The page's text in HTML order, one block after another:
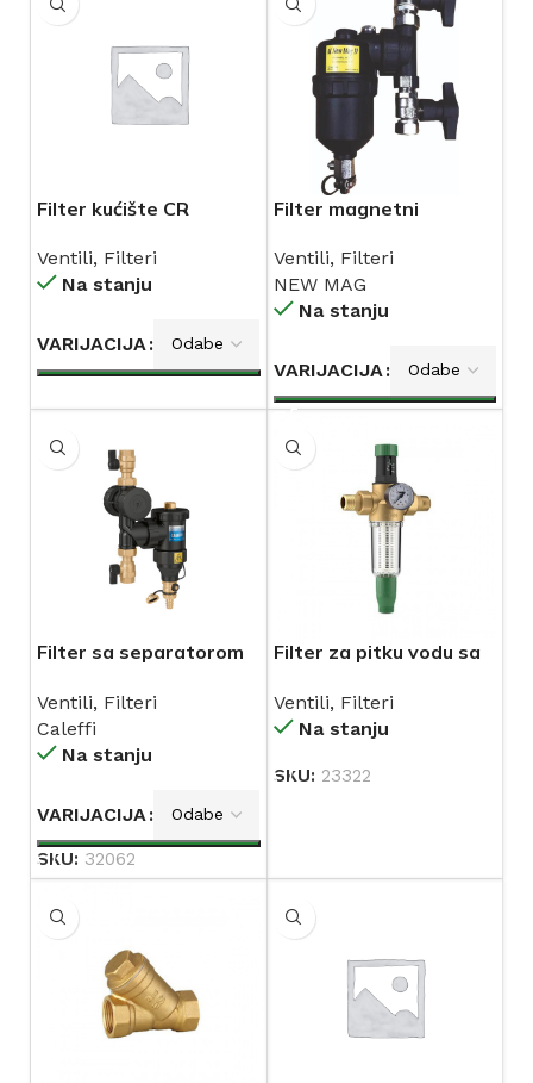
Filter kućište CR
Ventili, Filteri
Na stanju
VARIJACIJA
Filter magnetni
Ventili, Filteri
NEW MAG
Na stanju
VARIJACIJA
Filter sa separatorom
sitom od nehrđajućeg
čelika DIRTMAGPLUS®
CALEFFI
Ventili, Filteri
Caleffi
Na stanju
VARIJACIJA
SKU: 32062
Filter za pitku vodu sa
KOVINA (RTF 693)
Ventili, Filteri
Na stanju
SKU: 23322